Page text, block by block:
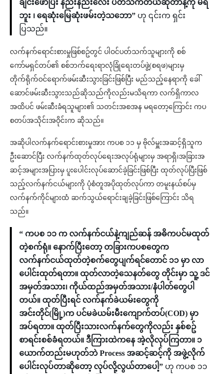
ချင်းဖော်ပြီး နည်းနည်းလေး ပတ်သက်တယ်ဆိုတာနဲ့ကို မရ
ဘူး ၊ ရေဆုံးမြေဆုံးဖမ်းတဲ့သဘော” ဟု ၎င်းက ရှင်း
ပြသည်။
လက်နက်ရောင်းစားမှုဖြစ်စဥ်တွင် ပါဝင်ပတ်သက်သူများကို စစ်
ကော်မရှင်တပ်၏ စစ်ဘက်ရေးရာလုံခြုံရေးတပ်ဖွဲ့(စရဖ)များမှ
တိုက်ရိုက်ဝင်ရောက်ဖမ်းဆီးသွားခြင်းဖြစ်ပြီး မည်သည့်နေရာကို ခေါ်
ဆောင်ဖမ်းဆီးသွားသည်ဆိုသည်ကိုလည်းမသိရကာ လက်ရှိကာလ
အထိပင် ဖမ်းဆီးခံရသူများ၏ သတင်းအစအန မရတော့ကြောင်း ကပ
စတပ်အသိုင်းအဝိုင်းက ဆိုသည်။
အဆိုပါလက်နက်ရောင်းစားမှုအား ကပစ ၁၁ မှ ဗိုလ်မှူးအဆင့်ရှိသူက
ဦးဆောင်ပြီး လက်နက်ထုတ်လုပ်ရေးအလုပ်ရုံများမှ အရာရှိ၊အခြားအ
ဆင့်အများအပြားမှ ပူးပေါင်းလုပ်ဆောင်ခဲ့ခြင်းဖြစ်ပြီး ထုတ်လုပ်ပြီးဖြစ်
သည့်လက်နက်ငယ်များကို ပုံစံတူအပိုထုတ်လုပ်ကာ တမူးနယ်စပ်မှ
လက်နက်ကိုင်များထံ ဆက်သွယ်ရောင်းချခဲ့ခြင်းဖြစ်ကြောင်း သိရ
သည်။
“ ကပစ ၁၁ က လက်နက်ငယ်နဲ့ကျည်ဆန် အဓိကပင်မထုတ်
တဲ့စက်ရုံ။ နောက်ပြီးတော့ တခြားကပစတွေက
လက်နက်ငယ်ထုတ်တဲ့စက်တွေပျက်ရင်တောင် ၁၁ မှာ လာ
ပေါင်းထုတ်ရတာ။ ထုတ်လာတဲ့သေနတ်တွေ တိုင်းမှာ သူ့ ဒင်
အမှတ်အသား၊ ကိုယ်ထည်အမှတ်အသား/နံပါတ်တွေပါ
တယ်။ ထုတ်ပြီးရင် လက်နက်ခဲယမ်းတွေကို
အင်းတိုင်(မြို့)က ပင်မခဲယမ်းမီးကျောက်တပ်(COD) မှာ
အပ်ရတာ။ ထုတ်ပြီးသားလက်နက်တွေကိုလည်း နှစ်စဥ်
စာရင်းစစ်ခံရတယ်။ ဒီကြားထဲကနေ အဲ့လိုလုပ်ကြတာ။ ၁
ယောက်တည်းမဟုတ်ဘဲ Process အဆင့်ဆင့်ကို အဖွဲ့လိုက်
ပေါင်းလုပ်တာဆိုတော့ လုပ်လို့လွယ်တာပေါ့” ဟု ကပစ ၁၁